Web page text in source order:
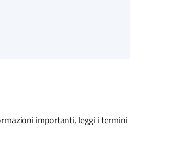
importanti, leggi i termini